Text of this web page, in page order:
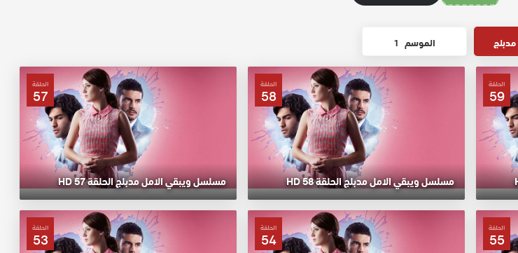
الموسم 1
الحلقة
59
الحلقة
58
مسلسل ويبقي الامل مدبلج الحلقة 58 HD
الحلقة
57
مسلسل ويبقي الامل مدبلج الحلقة 57 HD
الحلقة
55
الحلقة
54
الحلقة
53